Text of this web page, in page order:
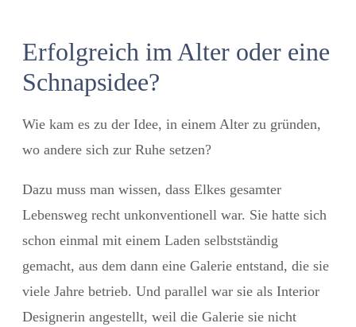
Erfolgreich im Alter oder eine
Schnapsidee?
Wie kam es zu der Idee, in einem Alter zu gründen,
wo andere sich zur Ruhe setzen?
Dazu muss man wissen, dass Elkes gesamter
Lebensweg recht unkonventionell war. Sie hatte sich
schon einmal mit einem Laden selbstständig
gemacht, aus dem dann eine Galerie entstand, die sie
viele Jahre betrieb. Und parallel war sie als Interior
Designerin angestellt, weil die Galerie sie nicht